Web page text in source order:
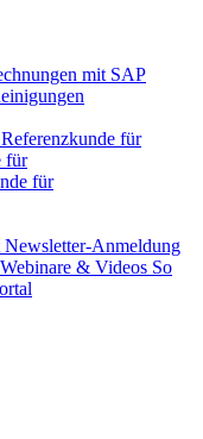
mit SAP
für
für
für
Newsletter-Anmeldung
Webinare & Videos So